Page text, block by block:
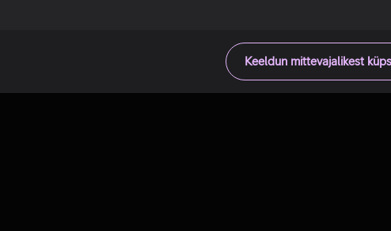
Keeldun mittevajalikest